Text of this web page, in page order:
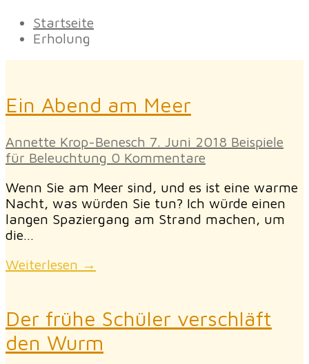
Startseite
Erholung
Ein Abend am Meer
Annette Krop-Benesch 7. Juni 2018 Beispiele
für Beleuchtung 0 Kommentare
Wenn Sie am Meer sind, und es ist eine warme
Nacht, was würden Sie tun? Ich würde einen
langen Spaziergang am Strand machen, um
die…
Weiterlesen →
Der frühe Schüler verschläft
den Wurm